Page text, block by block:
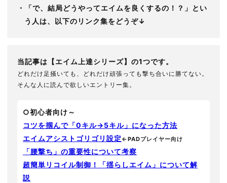
・「で、結局どうやってエイムを良くするの！？」とい
う人は、以下のリンク集をどうぞ↓
当記事は【エイム上達シリーズ】の1つです。
どれだけ足掻いても、どれだけ頑張っても撃ち合いに勝てない。
そんな人に読んで欲しいエントリー集。
○初心者向け～
コツを掴んで「0キル→5キル」になった方法
エイムアシストゴリゴリ設定 ←PADプレイヤー向け
「腰撃ち」の重要性について考察
超簡単リコイル制御！「揺らしエイム」について解
説